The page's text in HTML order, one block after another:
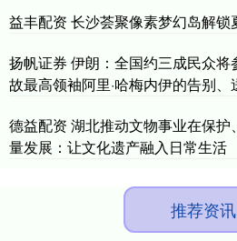
益丰配资 长沙荟聚像素梦幻岛解锁
扬帆证券 伊朗：全国约三成民众
故最高领袖阿里·哈梅内伊的告别
德益配资 湖北推动文物事业在保
量发展：让文化遗产融入日常生活
推荐资讯